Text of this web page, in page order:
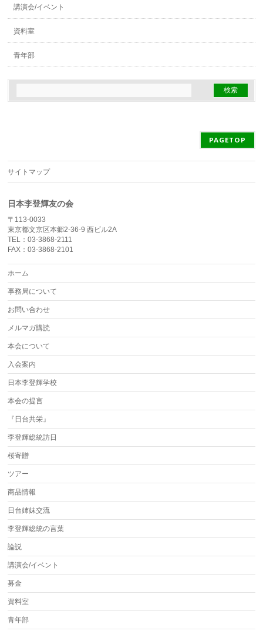
講演会/イベント
資料室
青年部
PAGETOP
サイトマップ
日本李登輝友の会
〒113-0033
東京都文京区本郷2-36-9 西ビル2A
TEL：03-3868-2111
FAX：03-3868-2101
ホーム
事務局について
お問い合わせ
メルマガ購読
本会について
入会案内
日本李登輝学校
本会の提言
『日台共栄』
李登輝総統訪日
桜寄贈
ツアー
商品情報
日台姉妹交流
李登輝総統の言葉
論説
講演会/イベント
募金
資料室
青年部